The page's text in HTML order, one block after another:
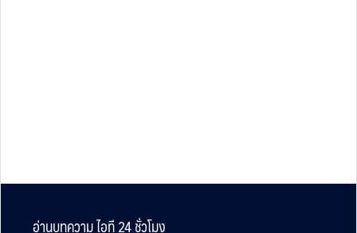
อ่านบทความ ไอที 24 ชั่วโมง